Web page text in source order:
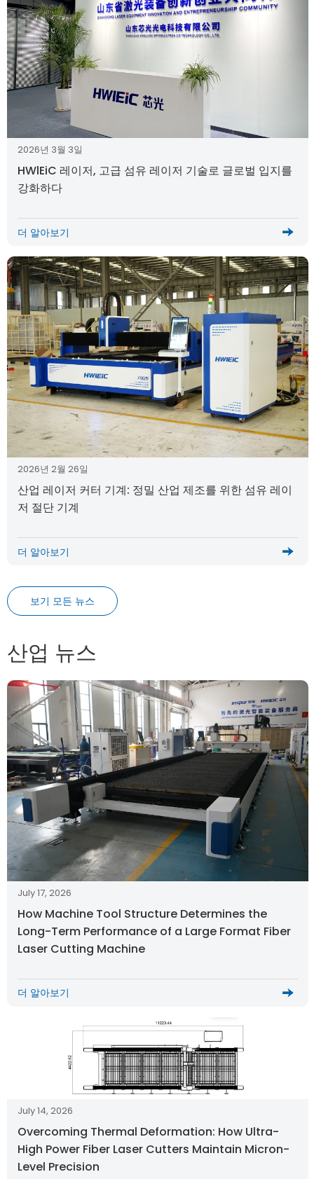
2026년 3월 3일
HWlEiC 레이저, 고급 섬유 레이저 기술로 글로벌 입지를
강화하다
더 알아보기
2026년 2월 26일
산업 레이저 커터 기계: 정밀 산업 제조를 위한 섬유 레이
저 절단 기계
더 알아보기
보기 모든 뉴스
산업 뉴스
July 17, 2026
How Machine Tool Structure Determines the
Long-Term Performance of a Large Format Fiber
Laser Cutting Machine
더 알아보기
July 14, 2026
Overcoming Thermal Deformation: How Ultra-
High Power Fiber Laser Cutters Maintain Micron-
Level Precision